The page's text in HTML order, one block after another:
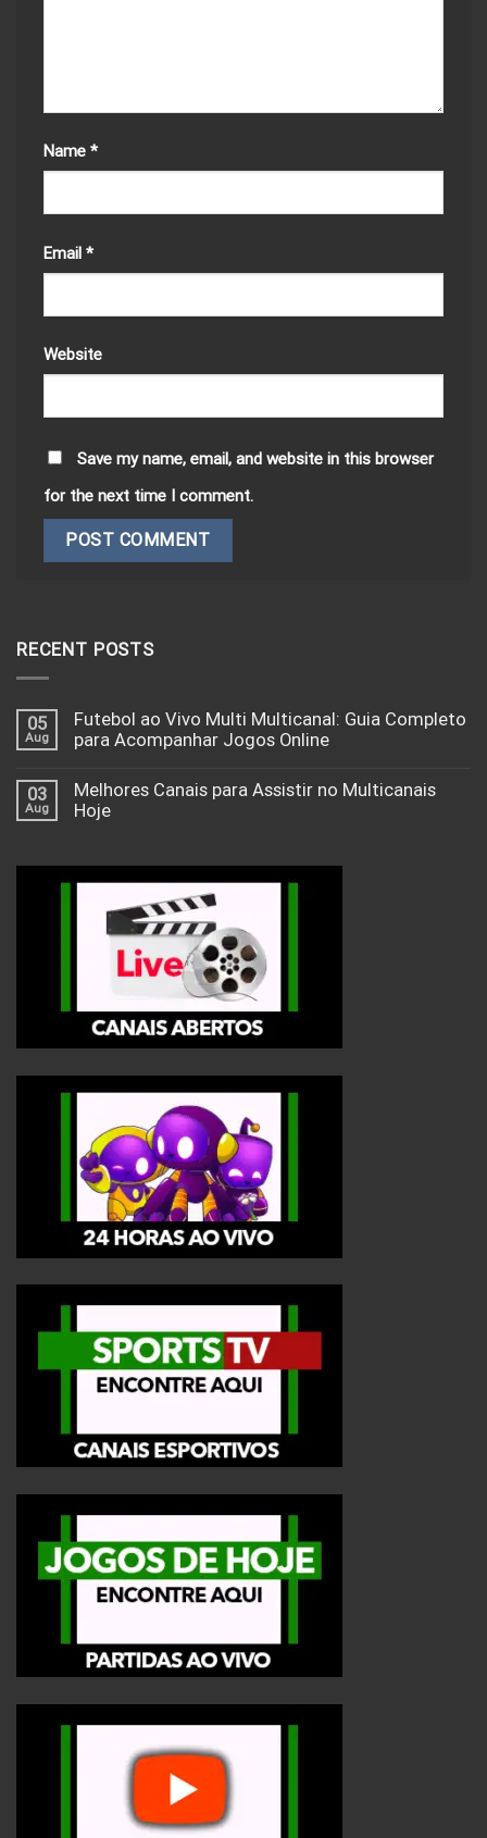
Name *
Email *
Website
Save my name, email, and website in this browser
for the next time I comment.
RECENT POSTS
05
Aug
Futebol ao Vivo Multi Multicanal: Guia Completo
para Acompanhar Jogos Online
03
Aug
Melhores Canais para Assistir no Multicanais
Hoje